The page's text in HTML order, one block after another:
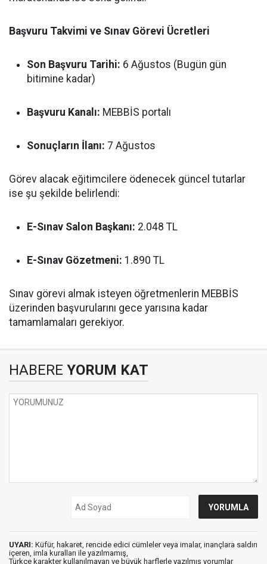
Başvuru Takvimi ve Sınav Görevi Ücretleri
Son Başvuru Tarihi: 6 Ağustos (Bugün gün
bitimine kadar)
Başvuru Kanalı: MEBBİS portalı
Sonuçların İlanı: 7 Ağustos
Görev alacak eğitimcilere ödenecek güncel tutarlar
ise şu şekilde belirlendi:
E-Sınav Salon Başkanı: 2.048 TL
E-Sınav Gözetmeni: 1.890 TL
Sınav görevi almak isteyen öğretmenlerin MEBBİS
üzerinden başvurularını gece yarısına kadar
tamamlamaları gerekiyor.
HABERE YORUM KAT
UYARI: Küfür, hakaret, rencide edici cümleler veya imalar, inançlara saldırı
içeren, imla kuralları ile yazılmamış,
Türkçe karakter kullanılmayan ve büyük harflerle yazılmış yorumlar